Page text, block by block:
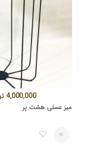
4,000,000
میز عسلی هشت پر